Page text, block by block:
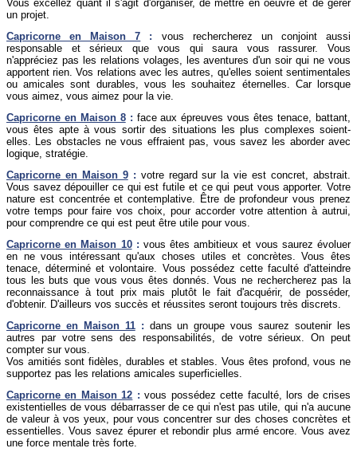
Vous excellez quant il s'agit d'organiser, de mettre en oeuvre et de gérer
un projet.
Capricorne en Maison 7 : vous rechercherez un conjoint aussi
responsable et sérieux que vous qui saura vous rassurer. Vous
n'appréciez pas les relations volages, les aventures d'un soir qui ne vous
apportent rien. Vos relations avec les autres, qu'elles soient sentimentales
ou amicales sont durables, vous les souhaitez éternelles. Car lorsque
vous aimez, vous aimez pour la vie.
Capricorne en Maison 8: face aux épreuves vous êtes tenace, battant,
vous êtes apte à vous sortir des situations les plus complexes soient-
elles. Les obstacles ne vous effraient pas, vous savez les aborder avec
logique, stratégie.
Capricorne en Maison 9: votre regard sur la vie est concret, abstrait.
Vous savez dépouiller ce qui est futile et ce qui peut vous apporter. Votre
nature est concentrée et contemplative. Être de profondeur vous prenez
votre temps pour faire vos choix, pour accorder votre attention à autrui,
pour comprendre ce qui est peut être utile pour vous.
Capricorne en Maison 10: vous êtes ambitieux et vous saurez évoluer
en ne vous intéressant qu'aux choses utiles et concrètes. Vous êtes
tenace, déterminé et volontaire. Vous possédez cette faculté d'atteindre
tous les buts que vous vous êtes donnés. Vous ne rechercherez pas la
reconnaissance à tout prix mais plutôt le fait d'acquérir, de posséder,
d'obtenir. D'ailleurs vos succès et réussites seront toujours très discrets.
Capricorne en Maison 11: dans un groupe vous saurez soutenir les
autres par votre sens des responsabilités, de votre sérieux. On peut
compter sur vous.
Vos amitiés sont fidèles, durables et stables. Vous êtes profond, vous ne
supportez pas les relations amicales superficielles.
Capricorne en Maison 12 : vous possédez cette faculté, lors de crises
existentielles de vous débarrasser de ce qui n'est pas utile, qui n'a aucune
de valeur à vos yeux, pour vous concentrer sur des choses concrètes et
essentielles. Vous savez épurer et rebondir plus armé encore. Vous avez
une force mentale très forte.